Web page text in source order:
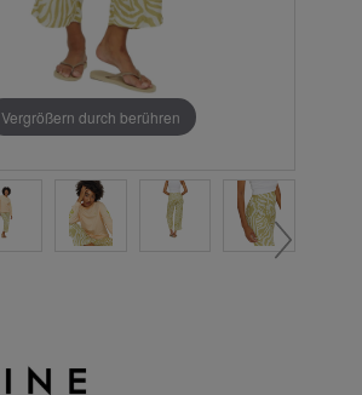
Vergrößern durch berühren